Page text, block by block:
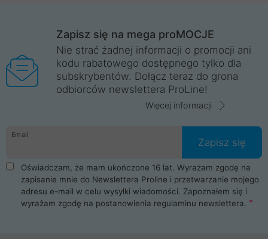
Wrocław, Poznań, Legnica, Katowice, Gliwice, Kalisz, Bytom,
Trzebnica, Opole. Szybka i profesjonalna obsługa!
ProLine to polska firma ze 100% polskim kapitałem. Działamy
legalnie i płacimy podatki w naszym kraju! Posiadamy siedzibę
główną w Mirkowie oraz salony na terenie kraju. Cała
komunikacja ze sklepem komputerowym ProLine jest
danych osobowych. Dlatego zakup notebooka albo laptopa w
ProLine to czysta przyjemność i pełne bezpieczeństwo.
Zaopatrzysz się u nas w akcesoria i części komputerowe
takie jak procesory, karty graficzne, płyty główne, pamięci,
dyski SSD, M.2 oraz HDD. Nasi pracownicy pomogą Ci wybrać
najlepszy zasilacz komputerowy oraz obudowę do komputera.
Poza komputerami mamy również najlepsze na rynku
Smartfony takich producentów jak Xiaomi, Apple, Samsung i
Zapisz się na mega proMOCJE
Nie strać żadnej informacji o promocji ani
kodu rabatowego dostępnego tylko dla
subskrybentów. Dołącz teraz do grona
odbiorców newslettera ProLine!
Więcej informacji
Email
Zapisz się
Oświadczam, że mam ukończone 16 lat. Wyrażam zgodę na
zapisanie mnie do Newslettera Proline i przetwarzanie mojego
adresu e-mail w celu wysyłki wiadomości. Zapoznałem się i
wyrażam zgodę na postanowienia regulaminu newslettera.